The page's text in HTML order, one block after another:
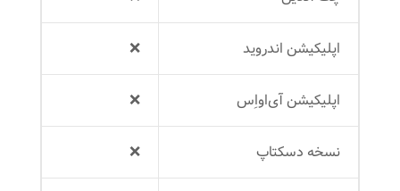
اپلیکیشن اندروید ❌
اپلیکیشن‌ آی‌او‌اِس ❌
نسخه دسکتاپ ❌